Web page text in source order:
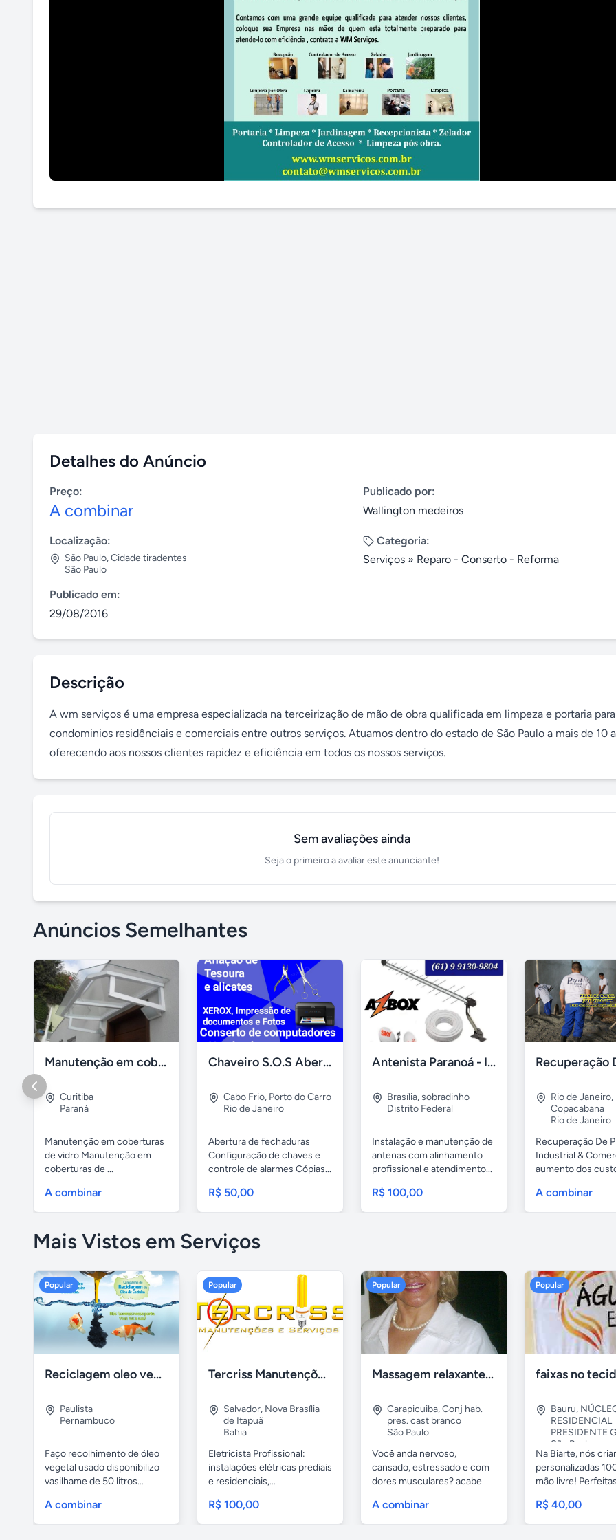
Detalhes do Anúncio
Preço:
A combinar
Publicado por:
Wallington medeiros
Localização:
São Paulo,Cidade tiradentes
São Paulo
Categoria:
Serviços » Reparo - Conserto - Reforma
Publicado em:
29/08/2016
Descrição
A wm serviços é uma empresa especializada na terceirização de mão de obra qualificada em limpeza e portaria para
condominios residênciais e comerciais entre outros serviços. Atuamos dentro do estado de São Paulo a mais de 10
oferecendo aos nossos clientes rapidez e eficiência em todos os nossos serviços.
Sem avaliações ainda
Seja o primeiro a avaliar este anunciante!
Anúncios Semelhantes
Manutenção em coberturas de vidro e policarbonato
Curitiba
Paraná
Manutenção em coberturas
de vidro Manutenção em
coberturas de ...
A combinar
Chaveiro S.O.S Abertura em geral chaves codificadas
Cabo Frio, Porto do Carro
Rio de Janeiro
Abertura de fechaduras
Configuração de chaves e
controle de alarmes Cópias...
R$ 50,00
Antenista Paranoá - Instalação Rápida e Garantida!
Brasília,sobradinho
Distrito Federal
Instalação e manutenção de
antenas com alinhamento
profissional e atendimento...
R$ 100,00
Rio de Janeiro,
Copacabana
Rio de Janeiro
Recuperação De
Industrial &
aumento dos
A combinar
Mais Vistos em Serviços
Popular
Reciclagem oleo vegetal
Paulista
Pernambuco
Faço recolhimento de óleo
vegetal usado disponibilizo
vasilhame de 50 litros...
A combinar
Popular
Tercriss Manutenções e Serviços
Salvador, Nova Brasília
de Itapuã
Bahia
Eletricista Profissional:
instalações elétricas prediais
e residenciais,...
R$ 100,00
Popular
Massagem relaxante- terapeutica e depilação
Carapicuiba,Conj hab.
pres. cast branco
São Paulo
Você anda nervoso,
cansado, estressado e com
dores musculares? acabe
A combinar
Popular
Bauru,
RESIDENCIAL
PRESIDENTE
São Paulo
Na Biarte, nós
personalizadas
mão livre!
R$ 40,00